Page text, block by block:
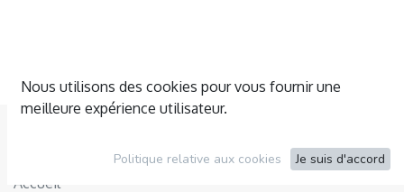
Accueil
Nous utilisons des cookies pour vous fournir une
meilleure expérience utilisateur.
Politique relative aux cookies Je suis d'accord